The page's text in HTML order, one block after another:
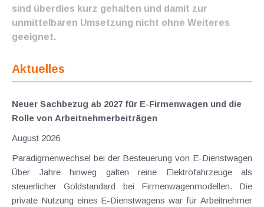
sind überdies kurz gehalten und damit zur
unmittelbaren Umsetzung nicht ohne Weiteres
geeignet.
Aktuelles
Neuer Sachbezug ab 2027 für E-Firmenwagen und die
Rolle von Arbeitnehmer​­beiträgen
August 2026
Paradigmenwechsel bei der Besteuerung von E-Dienstwagen
Über Jahre hinweg galten reine Elektrofahrzeuge als
steuerlicher Goldstandard bei Firmenwagenmodellen. Die
private Nutzung eines E-Dienstwagens war für Arbeitnehmer